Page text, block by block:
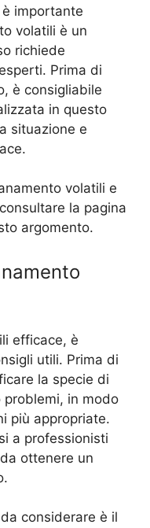
importante
volatili è un
richiede
Prima di
è consigliabile
in questo
situazione e
volatili e
la pagina
argomento.
efficace, è
utili. Prima di
la specie di
problemi, in modo
più appropriate.
a professionisti
ottenere un
considerare è il